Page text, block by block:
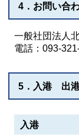
4．お問い合
一般社団法人
電話：093-
5．入港 出港
入港